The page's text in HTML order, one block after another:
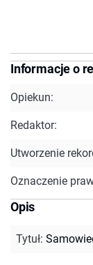
Informacje o
Opiekun:
Redaktor:
Utworzenie
Oznaczenie
Opis
Tytuł: